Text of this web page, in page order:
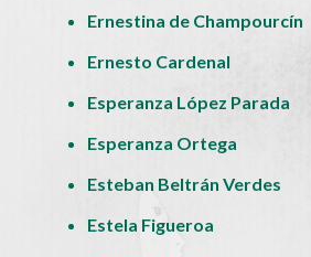
Ernestina de Champourcín
Ernesto Cardenal
Esperanza López Parada
Esperanza Ortega
Esteban Beltrán Verdes
Estela Figueroa